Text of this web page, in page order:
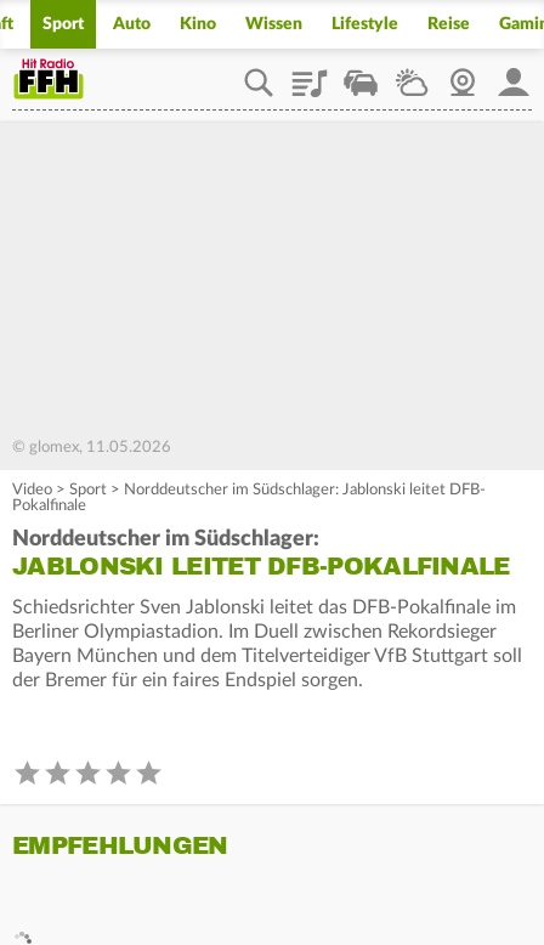
Sport Auto Kino Wissen Lifestyle Reise
PlaylistStaupilotWetterWebcam
© glomex, 11.05.2026
Video > Sport > Norddeutscher im Südschlager: Jablonski leitet DFB-
Pokalfinale
Norddeutscher im Südschlager:
JABLONSKI LEITET DFB-POKALFINALE
Schiedsrichter Sven Jablonski leitet das DFB-Pokalfinale im
Berliner Olympiastadion. Im Duell zwischen Rekordsieger
Bayern München und dem Titelverteidiger VfB Stuttgart soll
der Bremer für ein faires Endspiel sorgen.
EMPFEHLUNGEN